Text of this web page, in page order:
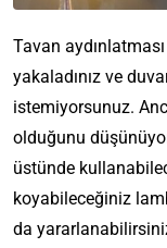
Tavan
yakaladınız ve
istemiyorsunuz.
olduğunu
üstünde
koyabileceğiniz
da